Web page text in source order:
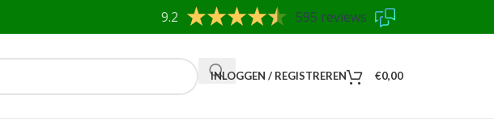
9.2 595 reviews
INLOGGEN / REGISTREREN €0,00